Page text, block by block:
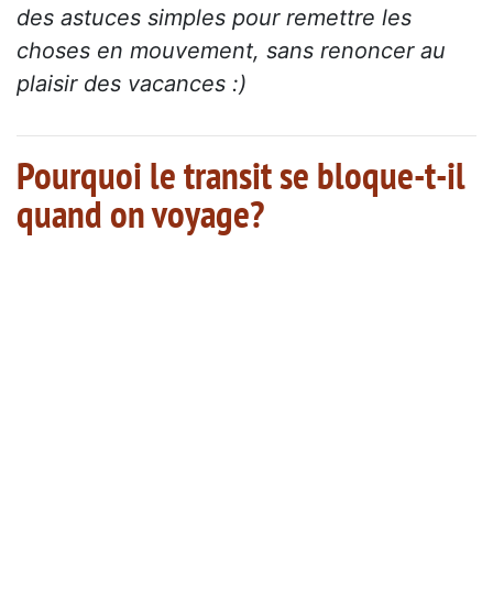
des astuces simples pour remettre les
choses en mouvement, sans renoncer au
plaisir des vacances :)
Pourquoi le transit se bloque-t-il
quand on voyage?